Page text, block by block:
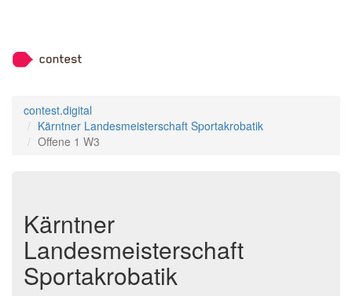
contest.digital
Kärntner Landesmeisterschaft Sportakrobatik
Offene 1 W3
Kärntner
Landesmeisterschaft
Sportakrobatik